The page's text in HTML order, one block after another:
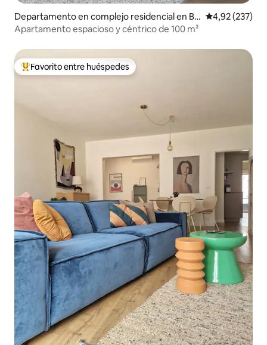
Departamento en complejo residencial en Br
uselas
Calificación
4,92 (237)
Apartamento espacioso y céntrico de 100 m²
Favorito entre los huéspedes más destacados
Favorito entre huéspedes